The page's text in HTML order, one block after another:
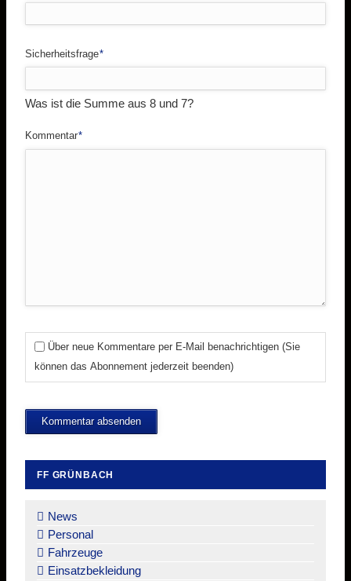
Pflichtfeld
Sicherheitsfrage*
Was ist die Summe aus 8 und 7?
Pflichtfeld
Kommentar*
Über neue Kommentare per E-Mail benachrichtigen (Sie
können das Abonnement jederzeit beenden)
Kommentar absenden
FF GRÜNBACH
überspringen
News
Personal
Fahrzeuge
Einsatzbekleidung